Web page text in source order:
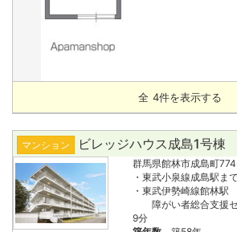
全 4件を表示する
マンション ビレッジハウス成島1号棟
群馬県館林市成島町
・東武小泉線成島駅ま
・東武伊勢崎線館林駅
障がい者総合支援セ
9分